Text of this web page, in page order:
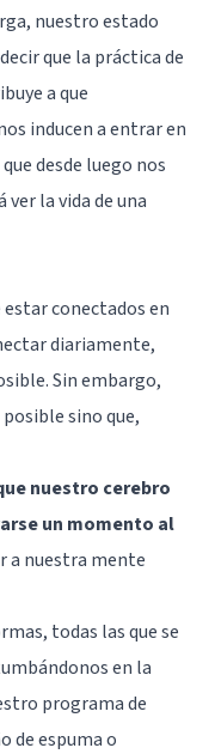
nuestro estado
que la práctica de
a que
inducen a entrar en
desde luego nos
la vida de una
estar conectados en
diariamente,
Sin embargo,
sino que,
nuestro cerebro
un momento al
a nuestra mente
todas las que se
en la
programa de
de espuma o